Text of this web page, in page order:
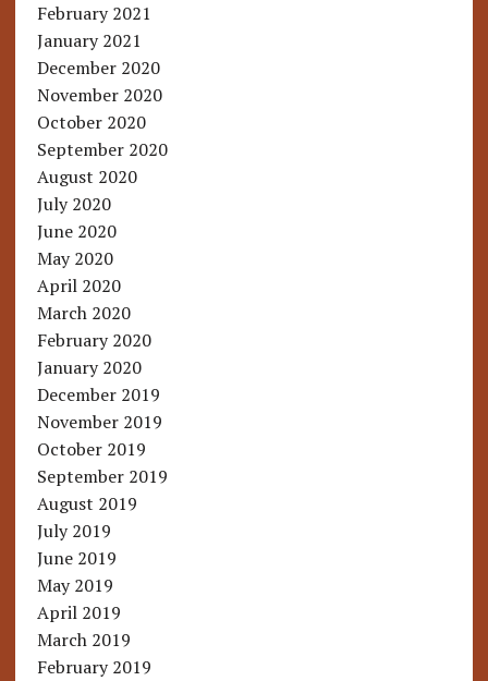
February 2021
January 2021
December 2020
November 2020
October 2020
September 2020
August 2020
July 2020
June 2020
May 2020
April 2020
March 2020
February 2020
January 2020
December 2019
November 2019
October 2019
September 2019
August 2019
July 2019
June 2019
May 2019
April 2019
March 2019
February 2019